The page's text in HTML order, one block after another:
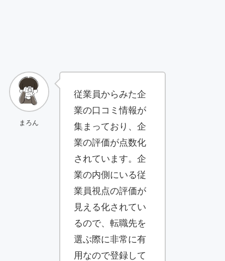
まろん
従業員からみた企
業の口コミ情報が
集まっており、企
業の評価が点数化
されています。企
業の内側にいる従
業員視点の評価が
見える化されてい
るので、転職先を
選ぶ際に非常に有
用なので登録して